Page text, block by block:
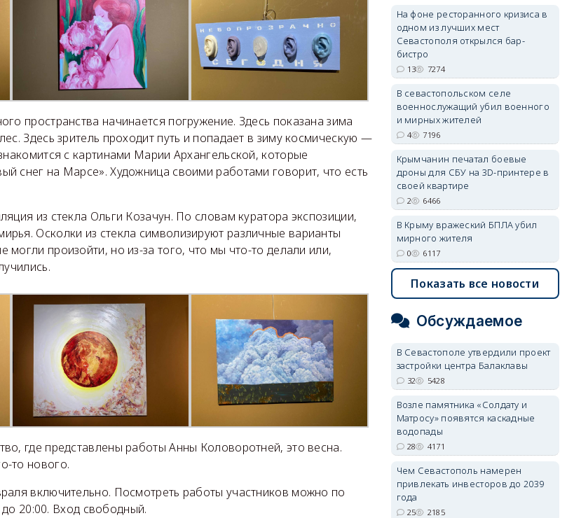
пространства начинается погружение. Здесь показана зима
Здесь зритель проходит путь и попадает в зиму космическую —
с картинами Марии Архангельской, которые
снег на Марсе». Художница своими работами говорит, что есть
из стекла Ольги Козачун. По словам куратора экспозиции,
Осколки из стекла символизируют различные варианты
могли произойти, но из-за того, что мы что-то делали или,
где представлены работы Анны Коловоротней, это весна.
то нового.
включительно. Посмотреть работы участников можно по
20:00. Вход свободный.
На фоне ресторанного кризиса в
одном из лучших мест
Севастополя открылся бар-
бистро
13 7274
В севастопольском селе
военнослужащий убил военного
и мирных жителей
4 7196
Крымчанин печатал боевые
дроны для СБУ на 3D-принтере в
своей квартире
2 6466
В Крыму вражеский БПЛА убил
мирного жителя
0 6117
Показать все новости
Обсуждаемое
В Севастополе утвердили проект
застройки центра Балаклавы
32 5428
Возле памятника «Солдату и
Матросу» появятся каскадные
водопады
28 4171
Чем Севастополь намерен
привлекать инвесторов до 2039
года
25 2185